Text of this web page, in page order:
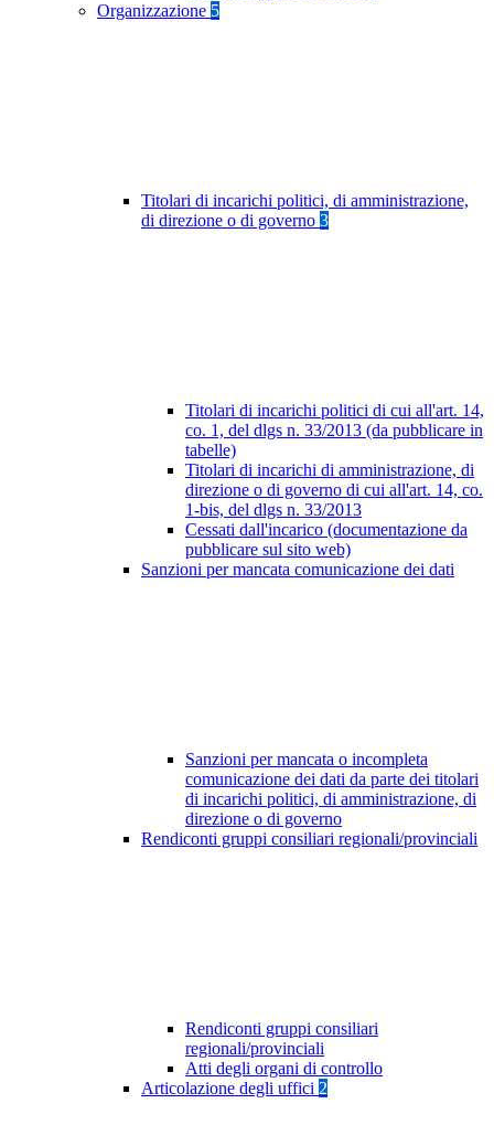
Organizzazione 5
Titolari di incarichi politici, di amministrazione,
di direzione o di governo 3
Titolari di incarichi politici di cui all'art. 14,
co. 1, del dlgs n. 33/2013 (da pubblicare in
tabelle)
Titolari di incarichi di amministrazione, di
direzione o di governo di cui all'art. 14, co.
1-bis, del dlgs n. 33/2013
Cessati dall'incarico (documentazione da
pubblicare sul sito web)
Sanzioni per mancata comunicazione dei dati
Sanzioni per mancata o incompleta
comunicazione dei dati da parte dei titolari
di incarichi politici, di amministrazione, di
direzione o di governo
Rendiconti gruppi consiliari regionali/provinciali
Rendiconti gruppi consiliari
regionali/provinciali
Atti degli organi di controllo
Articolazione degli uffici 2